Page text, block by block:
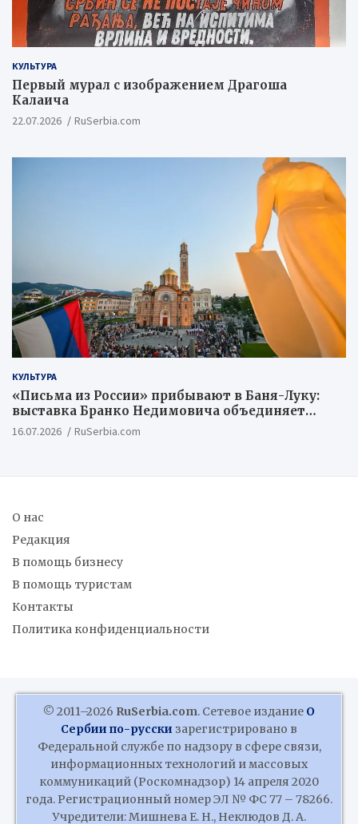
КУЛЬТУРА
Первый мурал с изображением Драгоша
Калаича
22.07.2026 RuSerbia.com
КУЛЬТУРА
«Письма из России» прибывают в Баня-Луку:
выставка Бранко Недимовича объединяет
шестерых художников из Российской
Федерации
16.07.2026 RuSerbia.com
О нас
Редакция
В помощь бизнесу
В помощь туристам
Контакты
Политика конфиденциальности
© 2011–2026 RuSerbia.com. Сетевое издание О
Сербии по-русски зарегистрировано в
Федеральной службе по надзору в сфере связи,
информационных технологий и массовых
коммуникаций (Роскомнадзор) 14 апреля 2020
года. Регистрационный номер ЭЛ № ФС 77 – 78266.
Учредители: Мишнева Е. Н., Неклюдов Д. А.